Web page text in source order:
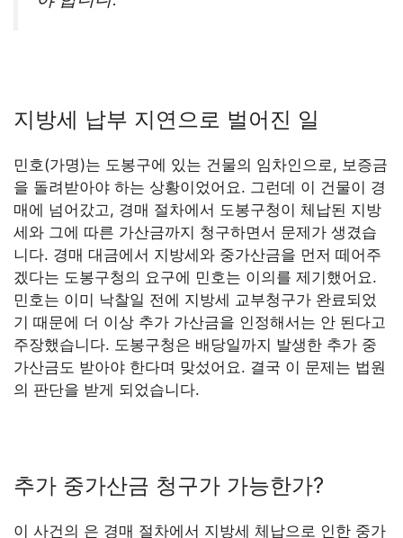
지방세 납부 지연으로 벌어진 일
민호(가명)는 도봉구에 있는 건물의 임차인으로, 보증금
을 돌려받아야 하는 상황이었어요. 그런데 이 건물이 경
매에 넘어갔고, 경매 절차에서 도봉구청이 체납된 지방
세와 그에 따른 가산금까지 청구하면서 문제가 생겼습
니다. 경매 대금에서 지방세와 중가산금을 먼저 떼어주
겠다는 도봉구청의 요구에 민호는 이의를 제기했어요.
민호는 이미 낙찰일 전에 지방세 교부청구가 완료되었
기 때문에 더 이상 추가 가산금을 인정해서는 안 된다고
주장했습니다. 도봉구청은 배당일까지 발생한 추가 중
가산금도 받아야 한다며 맞섰어요. 결국 이 문제는 법원
의 판단을 받게 되었습니다.
추가 중가산금 청구가 가능한가?
이 사건의 은 경매 절차에서 지방세 체납으로 인한 중가